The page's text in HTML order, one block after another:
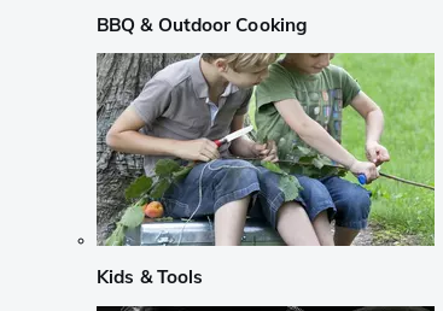
BBQ & Outdoor Cooking
Kids & Tools